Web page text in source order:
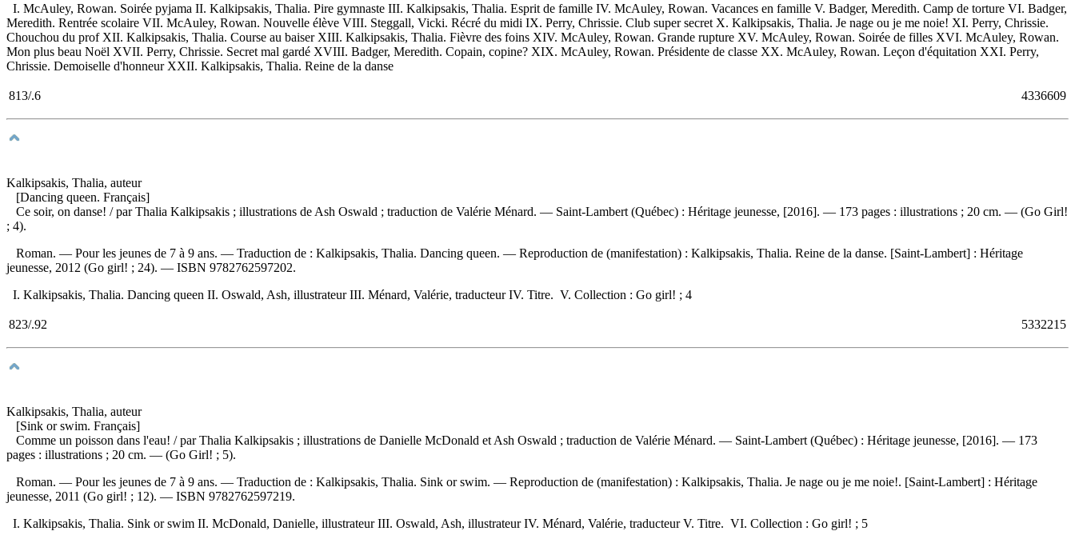
I. McAuley, Rowan. Soirée pyjama II. Kalkipsakis, Thalia. Pire gymnaste III. Kalkipsakis, Thalia. Esprit de famille IV. McAuley, Rowan. Vacances en famille V. Badger, Meredith. Camp de torture VI. Badger,
Meredith. Rentrée scolaire VII. McAuley, Rowan. Nouvelle élève VIII. Steggall, Vicki. Récré du midi IX. Perry, Chrissie. Club super secret X. Kalkipsakis, Thalia. Je nage ou je me noie! XI. Perry, Chrissie.
Chouchou du prof XII. Kalkipsakis, Thalia. Course au baiser XIII. Kalkipsakis, Thalia. Fièvre des foins XIV. McAuley, Rowan. Grande rupture XV. McAuley, Rowan. Soirée de filles XVI. McAuley, Rowan.
Mon plus beau Noël XVII. Perry, Chrissie. Secret mal gardé XVIII. Badger, Meredith. Copain, copine? XIX. McAuley, Rowan. Présidente de classe XX. McAuley, Rowan. Leçon d'équitation XXI. Perry,
Chrissie. Demoiselle d'honneur XXII. Kalkipsakis, Thalia. Reine de la danse
813/.6 4336609
Kalkipsakis, Thalia, auteur
[Dancing queen. Français]
Ce soir, on danse! / par Thalia Kalkipsakis ; illustrations de Ash Oswald ; traduction de Valérie Ménard. — Saint-Lambert (Québec) : Héritage jeunesse, [2016]. — 173 pages : illustrations ; 20 cm. — (Go Girl!
; 4).
Roman. — Pour les jeunes de 7 à 9 ans. — Traduction de : Kalkipsakis, Thalia. Dancing queen. — Reproduction de (manifestation) : Kalkipsakis, Thalia. Reine de la danse. [Saint-Lambert] : Héritage
jeunesse, 2012 (Go girl! ; 24). — ISBN 9782762597202.
I. Kalkipsakis, Thalia. Dancing queen II. Oswald, Ash, illustrateur III. Ménard, Valérie, traducteur IV. Titre. V. Collection : Go girl! ; 4
823/.92 5332215
Kalkipsakis, Thalia, auteur
[Sink or swim. Français]
Comme un poisson dans l'eau! / par Thalia Kalkipsakis ; illustrations de Danielle McDonald et Ash Oswald ; traduction de Valérie Ménard. — Saint-Lambert (Québec) : Héritage jeunesse, [2016]. — 173
pages : illustrations ; 20 cm. — (Go Girl! ; 5).
Roman. — Pour les jeunes de 7 à 9 ans. — Traduction de : Kalkipsakis, Thalia. Sink or swim. — Reproduction de (manifestation) : Kalkipsakis, Thalia. Je nage ou je me noie!. [Saint-Lambert] : Héritage
jeunesse, 2011 (Go girl! ; 12). — ISBN 9782762597219.
I. Kalkipsakis, Thalia. Sink or swim II. McDonald, Danielle, illustrateur III. Oswald, Ash, illustrateur IV. Ménard, Valérie, traducteur V. Titre. VI. Collection : Go girl! ; 5